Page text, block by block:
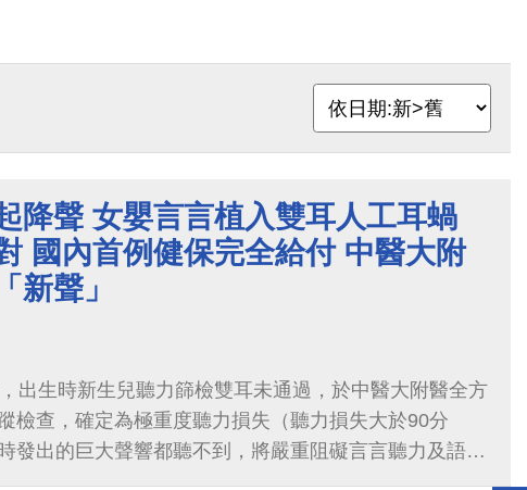
降聲 女嬰言言植入雙耳人工耳蝸
國內首例健保完全給付 中醫大附
新聲」
出生時新生兒聽力篩檢雙耳未通過，於中醫大附醫全方
檢查，確定為極重度聽力損失（聽力損失大於90分
發出的巨大聲響都聽不到，將嚴重阻礙言言聽力及語言
早考慮為言言進行人工耳蝸（電子耳）植入。陳冠華主